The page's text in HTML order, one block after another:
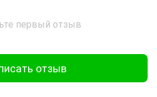
первый отзыв
отзыв